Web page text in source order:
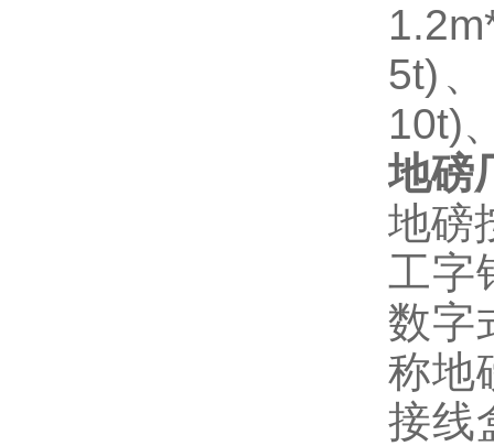
5t)
10t)
地磅
地磅
工字
数字
称地
接线